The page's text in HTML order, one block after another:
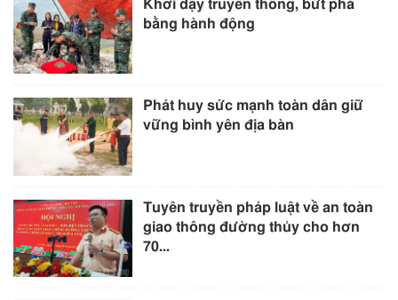
Khơi dậy truyền thống, bứt phá
bằng hành động
Phát huy sức mạnh toàn dân giữ
vững bình yên địa bàn
Tuyên truyền pháp luật về an toàn
giao thông đường thủy cho hơn
70...